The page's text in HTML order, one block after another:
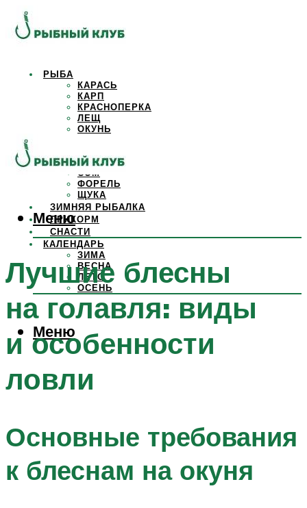
РЫБА
КАРАСЬ
КАРП
КРАСНОПЕРКА
ЛЕЩ
ОКУНЬ
САЗАН
СОМ
ФОРЕЛЬ
ЩУКА
ЗИМНЯЯ РЫБАЛКА
ПРИКОРМ
СНАСТИ
КАЛЕНДАРЬ
ЗИМА
ВЕСНА
ЛЕТО
ОСЕНЬ
Меню
Меню
Лучшие блесны
на голавля: виды
и особенности
ловли
Основные требования
к блеснам на окуня